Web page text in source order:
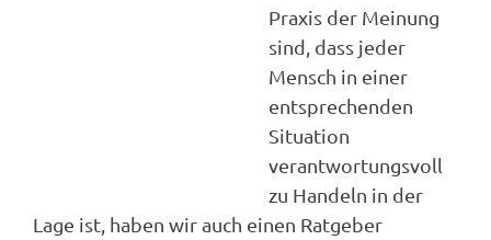
Praxis der Meinung
sind, dass jeder
Mensch in einer
entsprechenden
Situation
verantwortungsvoll
zu Handeln in der
Lage ist, haben wir auch einen Ratgeber